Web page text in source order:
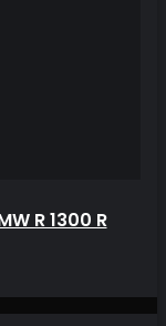
R 1300 R